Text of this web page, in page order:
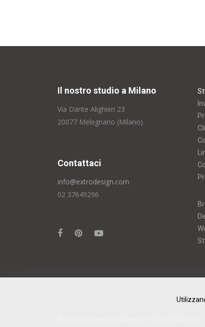
Il nostro studio a Milano
Via Dante Alighieri 23
20077 Melegnano (Milano)
Contattaci
info@extrodesign.com
02 37649296
© Extrò di Vannacci Annalisa • Sede Milano: